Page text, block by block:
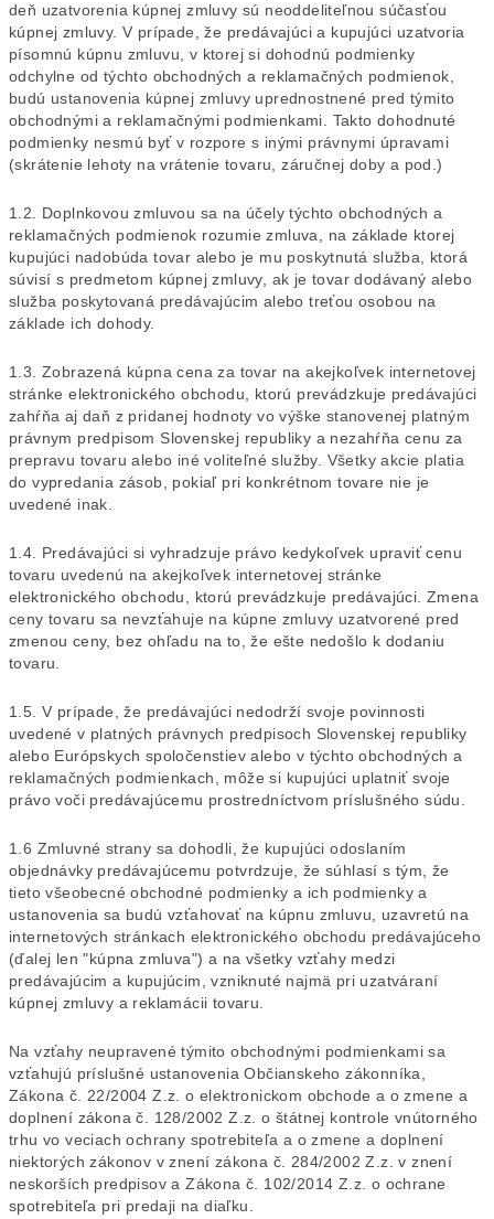
deň uzatvorenia kúpnej zmluvy sú neoddeliteľnou súčasťou
kúpnej zmluvy. V prípade, že predávajúci a kupujúci uzatvoria
písomnú kúpnu zmluvu, v ktorej si dohodnú podmienky
odchylne od týchto obchodných a reklamačných podmienok,
budú ustanovenia kúpnej zmluvy uprednostnené pred týmito
obchodnými a reklamačnými podmienkami. Takto dohodnuté
podmienky nesmú byť v rozpore s inými právnymi úpravami
(skrátenie lehoty na vrátenie tovaru, záručnej doby a pod.)
1.2. Doplnkovou zmluvou sa na účely týchto obchodných a
reklamačných podmienok rozumie zmluva, na základe ktorej
kupujúci nadobúda tovar alebo je mu poskytnutá služba, ktorá
súvisí s predmetom kúpnej zmluvy, ak je tovar dodávaný alebo
služba poskytovaná predávajúcim alebo treťou osobou na
základe ich dohody.
1.3. Zobrazená kúpna cena za tovar na akejkoľvek internetovej
stránke elektronického obchodu, ktorú prevádzkuje predávajúci
zahŕňa aj daň z pridanej hodnoty vo výške stanovenej platným
právnym predpisom Slovenskej republiky a nezahŕňa cenu za
prepravu tovaru alebo iné voliteľné služby. Všetky akcie platia
do vypredania zásob, pokiaľ pri konkrétnom tovare nie je
uvedené inak.
1.4. Predávajúci si vyhradzuje právo kedykoľvek upraviť cenu
tovaru uvedenú na akejkoľvek internetovej stránke
elektronického obchodu, ktorú prevádzkuje predávajúci. Zmena
ceny tovaru sa nevzťahuje na kúpne zmluvy uzatvorené pred
zmenou ceny, bez ohľadu na to, že ešte nedošlo k dodaniu
tovaru.
1.5. V prípade, že predávajúci nedodrží svoje povinnosti
uvedené v platných právnych predpisoch Slovenskej republiky
alebo Európskych spoločenstiev alebo v týchto obchodných a
reklamačných podmienkach, môže si kupujúci uplatniť svoje
právo voči predávajúcemu prostredníctvom príslušného súdu.
1.6 Zmluvné strany sa dohodli, že kupujúci odoslaním
objednávky predávajúcemu potvrdzuje, že súhlasí s tým, že
tieto všeobecné obchodné podmienky a ich podmienky a
ustanovenia sa budú vzťahovať na kúpnu zmluvu, uzavretú na
internetových stránkach elektronického obchodu predávajúceho
(ďalej len "kúpna zmluva") a na všetky vzťahy medzi
predávajúcim a kupujúcim, vzniknuté najmä pri uzatváraní
kúpnej zmluvy a reklamácii tovaru.
Na vzťahy neupravené týmito obchodnými podmienkami sa
vzťahujú príslušné ustanovenia Občianskeho zákonníka,
Zákona č. 22/2004 Z.z. o elektronickom obchode a o zmene a
doplnení zákona č. 128/2002 Z.z. o štátnej kontrole vnútorného
trhu vo veciach ochrany spotrebiteľa a o zmene a doplnení
niektorých zákonov v znení zákona č. 284/2002 Z.z. v znení
neskorších predpisov a Zákona č. 102/2014 Z.z. o ochrane
spotrebiteľa pri predaji na diaľku.